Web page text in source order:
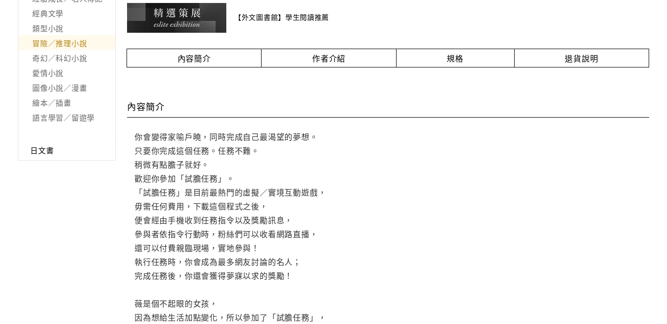
經典文學
類型小說
冒險／推理小說
奇幻／科幻小說
愛情小說
圖像小說／漫畫
繪本／插畫
語言學習／留遊學
日文書
【外文圖書館】學生閱讀推薦
內容簡介 作者介紹 規格 退貨說明
內容簡介
你會變得家喻戶曉，同時完成自己最渴望的夢想。
只要你完成這個任務。任務不難。
稍微有點膽子就好。
歡迎你參加「試膽任務」。
「試膽任務」是目前最熱門的虛擬／實境互動遊戲，
毋需任何費用，下載這個程式之後，
便會經由手機收到任務指令以及獎勵訊息，
參與者依指令行動時，粉絲們可以收看網路直播，
還可以付費親臨現場，實地參與！
執行任務時，你會成為最多網友討論的名人；
完成任務後，你還會獲得夢寐以求的獎勵！
薇是個不起眼的女孩，
因為想給生活加點變化，所以參加了「試膽任務」，